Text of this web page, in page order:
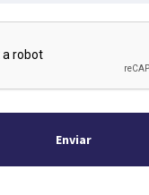
Enviar